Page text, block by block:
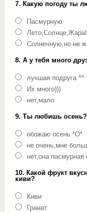
7. Какую погоду ты
Пасмурную
Лето,Солнце,Жара!
Солнечную,но не
8. А у тебя много
лучшая подруга ^^
Их много)))
нет,мало
9. Ты любишь осень?
обожаю осень *О*
не очень,мне
нет,она
10. Какой фрукт
киви?
Киви
Гранат